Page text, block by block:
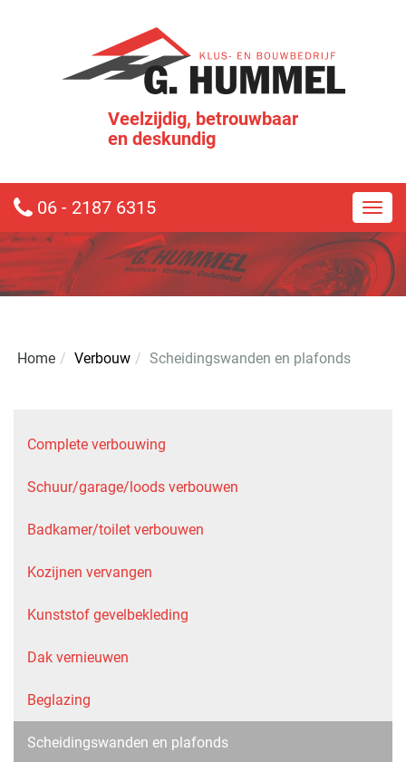
Veelzijdig, betrouwbaar
en deskundig
06 - 2187 6315
Verbouw Scheidingswanden en plafonds
Complete verbouwing
Schuur/garage/loods verbouwen
Badkamer/toilet verbouwen
Kozijnen vervangen
Kunststof gevelbekleding
Dak vernieuwen
Beglazing
Scheidingswanden en plafonds